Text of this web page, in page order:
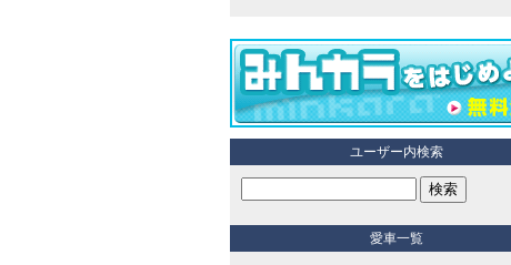
ユーザー内検索
愛車一覧